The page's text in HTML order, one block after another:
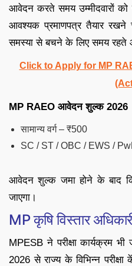
आवेदन करते समय उम्मीदवारों को
आवश्यक प्रमाणपत्र तैयार रखने
समस्या से बचने के लिए समय रहते
Click to Apply for MP
MP RAEO आवेदन शुल्क 2026
सामान्य वर्ग – ₹500
SC / ST / OBC / EWS /
आवेदन शुल्क जमा होने के बाद
जाएगा।
MP कृषि विस्तार
MPESB ने परीक्षा कार्यक्रम भी
2026 से राज्य के विभिन्न